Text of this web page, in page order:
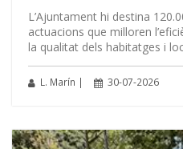
L’Ajuntament hi destina
actuacions que milloren
la qualitat dels habitatges i
L. Marín | 30-07-2026